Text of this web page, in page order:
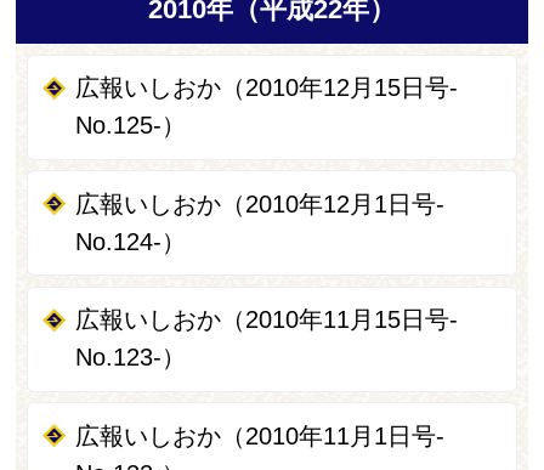
2010年（平成22年）
広報いしおか（2010年12月15日号-
No.125-）
広報いしおか（2010年12月1日号-
No.124-）
広報いしおか（2010年11月15日号-
No.123-）
広報いしおか（2010年11月1日号-